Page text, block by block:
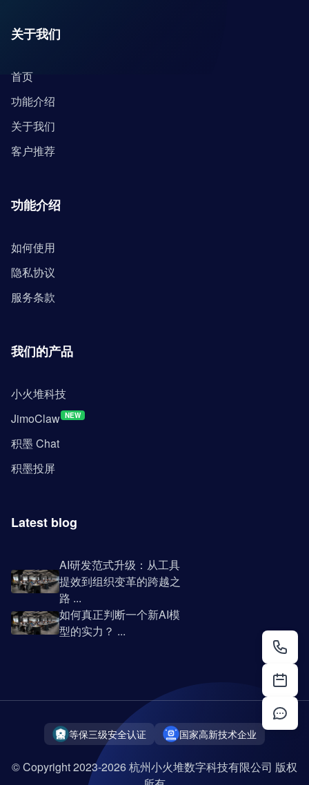
关于我们
首页
功能介绍
关于我们
客户推荐
功能介绍
如何使用
隐私协议
服务条款
我们的产品
小火堆科技
JimoClaw NEW
积墨 Chat
积墨投屏
Latest blog
AI研发范式升级：从工具
提效到组织变革的跨越之
路 ...
如何真正判断一个新AI模
型的实力？ ...
等保三级安全认证 国家高新技术企业
© Copyright 2023-2026 杭州小火堆数字科技有限公司 版权